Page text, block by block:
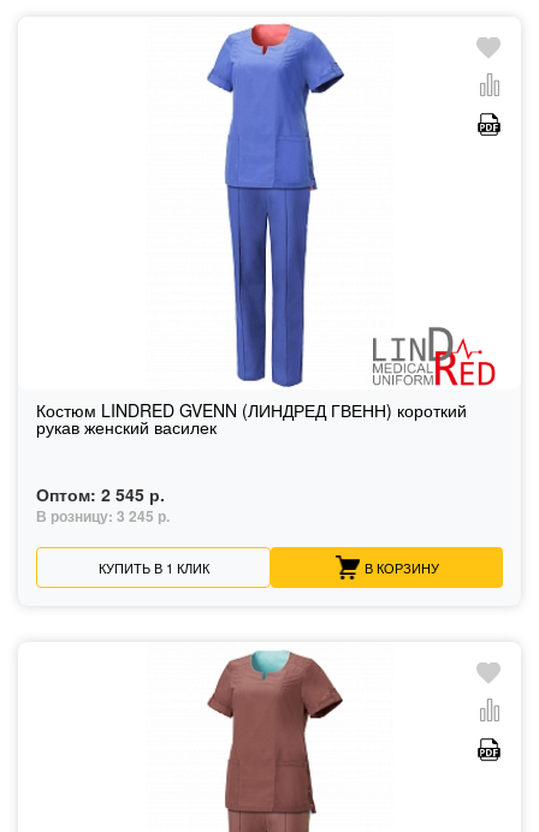
Костюм LINDRED GVENN (ЛИНДРЕД ГВЕНН) короткий
рукав женский василек
Оптом: 2 545 р.
В розницу: 3 245 р.
КУПИТЬ В 1 КЛИК В КОРЗИНУ